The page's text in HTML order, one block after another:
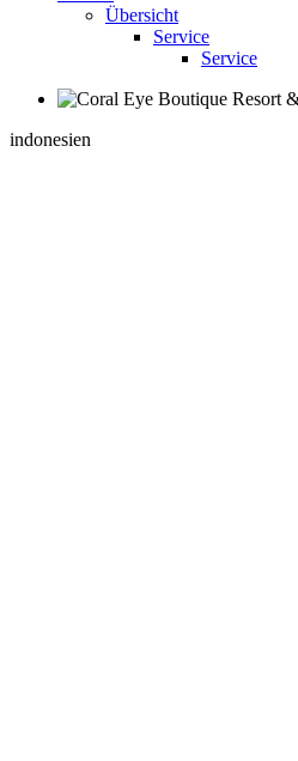
Übersicht
Service
Service
indonesien